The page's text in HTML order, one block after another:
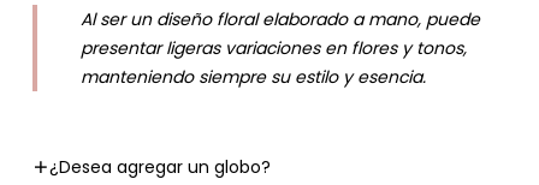
Al ser un diseño floral elaborado a mano, puede
presentar ligeras variaciones en flores y tonos,
manteniendo siempre su estilo y esencia.
¿Desea agregar un globo?